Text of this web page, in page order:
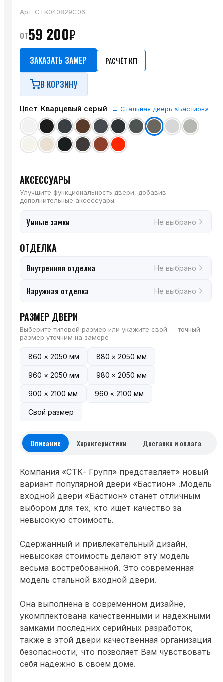
Арт. CTK040829С06
от59 200₽
ЗАКАЗАТЬ ЗАМЕР РАСЧЁТ КП
В КОРЗИНУ
Цвет: Кварцевый серый ← Стальная дверь «Бастион»
АКСЕССУАРЫ
Улучшите функциональность двери, добавив
дополнительные аксессуары
Умные замки Не выбрано
ОТДЕЛКА
Внутренняя отделка Не выбрано
Наружная отделка Не выбрано
РАЗМЕР ДВЕРИ
Выберите типовой размер или укажите свой — точный
размер уточним на замере
860 × 2050 мм 880 × 2050 мм
960 × 2050 мм 980 × 2050 мм
900 × 2100 мм 960 × 2100 мм
Свой размер
Описание Характеристики Доставка и оплата
Компания «СТК- Групп» представляет» новый
вариант популярной двери «Бастион» .Модель
входной двери «Бастион» станет отличным
выбором для тех, кто ищет качество за
невысокую стоимость.
Сдержанный и привлекательный дизайн,
невысокая стоимость делают эту модель
весьма востребованной. Это современная
модель стальной входной двери.
Она выполнена в современном дизайне,
укомплектована качественными и надежными
замками последних серийных разработок,
также в этой двери качественная организация
безопасности, что позволяет Вам чувствовать
себя надежно в своем доме.